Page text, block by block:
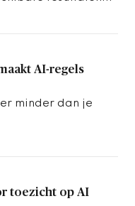
AI-regels
minder dan je
toezicht op AI